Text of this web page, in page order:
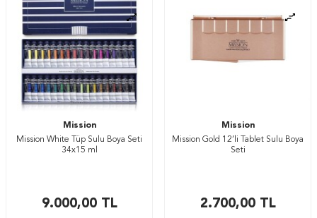
Mission
Mission White Tüp Sulu Boya Seti
34x15 ml
9.000,00TL
Mission
Mission Gold 12’li Tablet Sulu Boya
Seti
2.700,00TL